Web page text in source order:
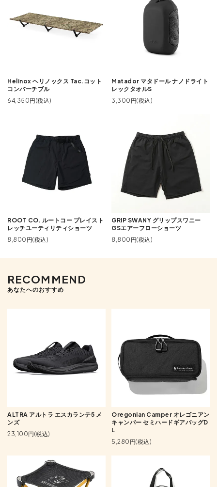
Helinox ヘリノックス Tac.コット
コンバーチブル
64,350円(税込)
Matador マタドール ナノドライト
レックタオルS
3,300円(税込)
ROOT CO. ルートコー プレイスト
レッチユーティリティショーツ
8,800円(税込)
GRIP SWANY グリップスワニー
GSエアーフローショーツ
8,800円(税込)
RECOMMEND
あなたへのおすすめ
ALTRA アルトラ エスカランテ5 メ
ンズ
23,100円(税込)
Oregonian Camper オレゴニアン
キャンパー セミハードギアバッグD
L
5,280円(税込)